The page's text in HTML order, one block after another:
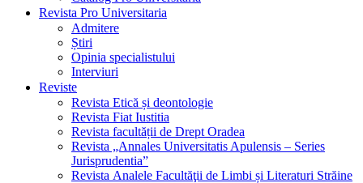
Revista Pro Universitaria
Admitere
Știri
Opinia specialistului
Interviuri
Reviste
Revista Etică și deontologie
Revista Fiat Iustitia
Revista facultății de Drept Oradea
Revista „Annales Universitatis Apulensis – Series
Jurisprudentia”
Revista Analele Facultăţii de Limbi și Literaturi Străine